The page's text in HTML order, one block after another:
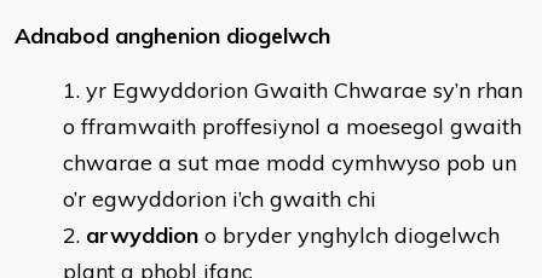
Adnabod anghenion diogelwch
yr Egwyddorion Gwaith Chwarae sy’n rhan
o fframwaith proffesiynol a moesegol gwaith
chwarae a sut mae modd cymhwyso pob un
o’r egwyddorion i’ch gwaith chi
arwyddion o bryder ynghylch diogelwch
plant a phobl ifanc